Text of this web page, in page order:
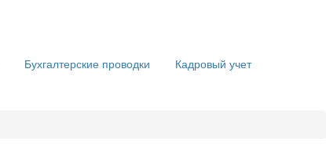
Бухгалтерские проводки
Кадровый учет